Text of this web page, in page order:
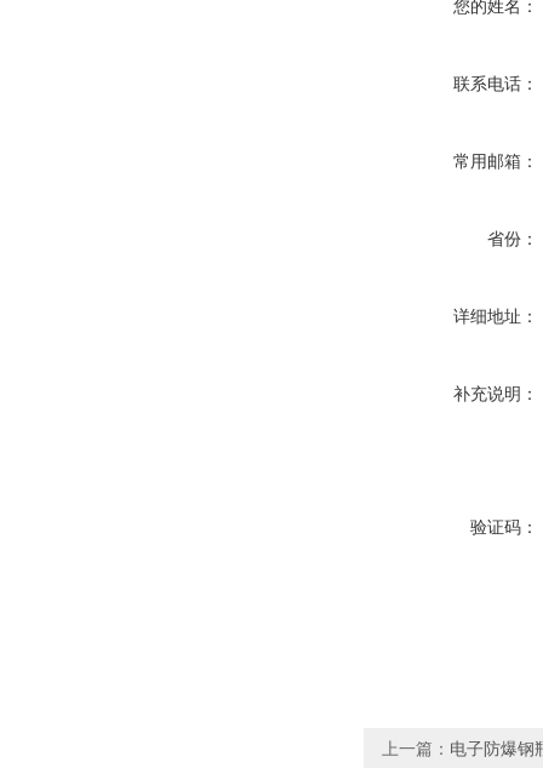
您的姓名：
联系电话：
常用邮箱：
省份：
详细地址：
补充说明：
验证码：
上一篇： 电子防爆钢